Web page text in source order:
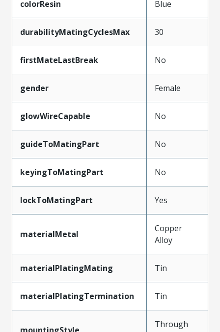
colorResin Blue
durabilityMatingCyclesMax 30
firstMateLastBreak No
gender Female
glowWireCapable No
guideToMatingPart No
keyingToMatingPart No
lockToMatingPart Yes
materialMetal
Copper
Alloy
materialPlatingMating Tin
materialPlatingTermination Tin
mountingStyle
Through